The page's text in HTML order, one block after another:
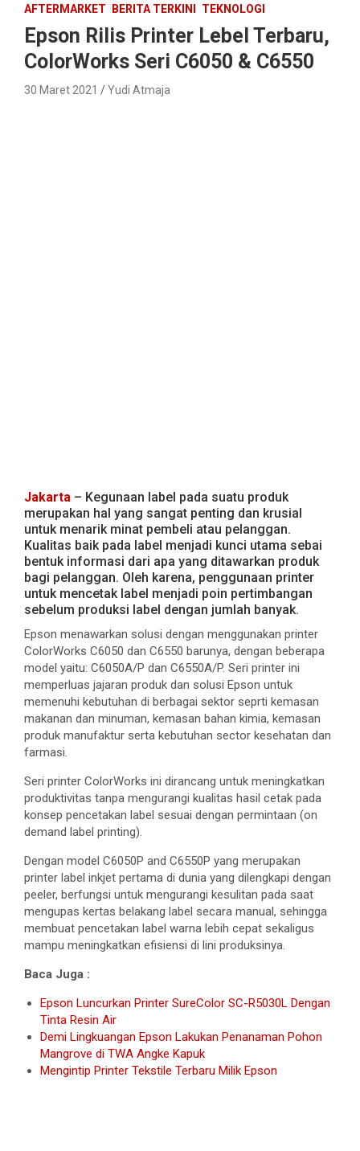
AFTERMARKET BERITA TERKINI TEKNOLOGI
Epson Rilis Printer Lebel Terbaru,
ColorWorks Seri C6050 & C6550
30 Maret 2021 Yudi Atmaja
Jakarta – Kegunaan label pada suatu produk
merupakan hal yang sangat penting dan krusial
untuk menarik minat pembeli atau pelanggan.
Kualitas baik pada label menjadi kunci utama sebai
bentuk informasi dari apa yang ditawarkan produk
bagi pelanggan. Oleh karena, penggunaan printer
untuk mencetak label menjadi poin pertimbangan
sebelum produksi label dengan jumlah banyak.
Epson menawarkan solusi dengan menggunakan printer
ColorWorks C6050 dan C6550 barunya, dengan beberapa
model yaitu: C6050A/P dan C6550A/P. Seri printer ini
memperluas jajaran produk dan solusi Epson untuk
memenuhi kebutuhan di berbagai sektor seprti kemasan
makanan dan minuman, kemasan bahan kimia, kemasan
produk manufaktur serta kebutuhan sector kesehatan dan
farmasi.
Seri printer ColorWorks ini dirancang untuk meningkatkan
produktivitas tanpa mengurangi kualitas hasil cetak pada
konsep pencetakan label sesuai dengan permintaan (on
demand label printing).
Dengan model C6050P and C6550P yang merupakan
printer label inkjet pertama di dunia yang dilengkapi dengan
peeler, berfungsi untuk mengurangi kesulitan pada saat
mengupas kertas belakang label secara manual, sehingga
membuat pencetakan label warna lebih cepat sekaligus
mampu meningkatkan efisiensi di lini produksinya.
Baca Juga :
Epson Luncurkan Printer SureColor SC-R5030L Dengan
Tinta Resin Air
Demi Lingkuangan Epson Lakukan Penanaman Pohon
Mangrove di TWA Angke Kapuk
Mengintip Printer Tekstile Terbaru Milik Epson